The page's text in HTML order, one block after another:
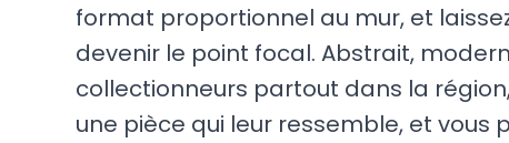
format proportionnel au mur, et
devenir le point focal. Abstrait,
collectionneurs partout dans la
une pièce qui leur ressemble, et vous